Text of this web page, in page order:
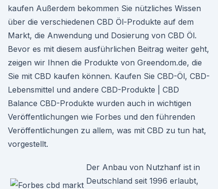
kaufen Außerdem bekommen Sie nützliches Wissen
über die verschiedenen CBD Öl-Produkte auf dem
Markt, die Anwendung und Dosierung von CBD Öl.
Bevor es mit diesem ausführlichen Beitrag weiter geht,
zeigen wir Ihnen die Produkte von Greendom.de, die
Sie mit CBD kaufen können. Kaufen Sie CBD-Öl, CBD-
Lebensmittel und andere CBD-Produkte | CBD
Balance CBD-Produkte wurden auch in wichtigen
Veröffentlichungen wie Forbes und den führenden
Veröffentlichungen zu allem, was mit CBD zu tun hat,
vorgestellt.
Der Anbau von Nutzhanf ist in
Deutschland seit 1996 erlaubt,